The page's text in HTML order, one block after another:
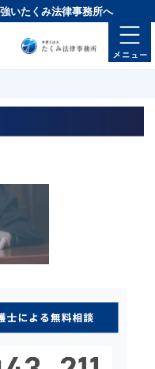
いたくみ法律事務所へ